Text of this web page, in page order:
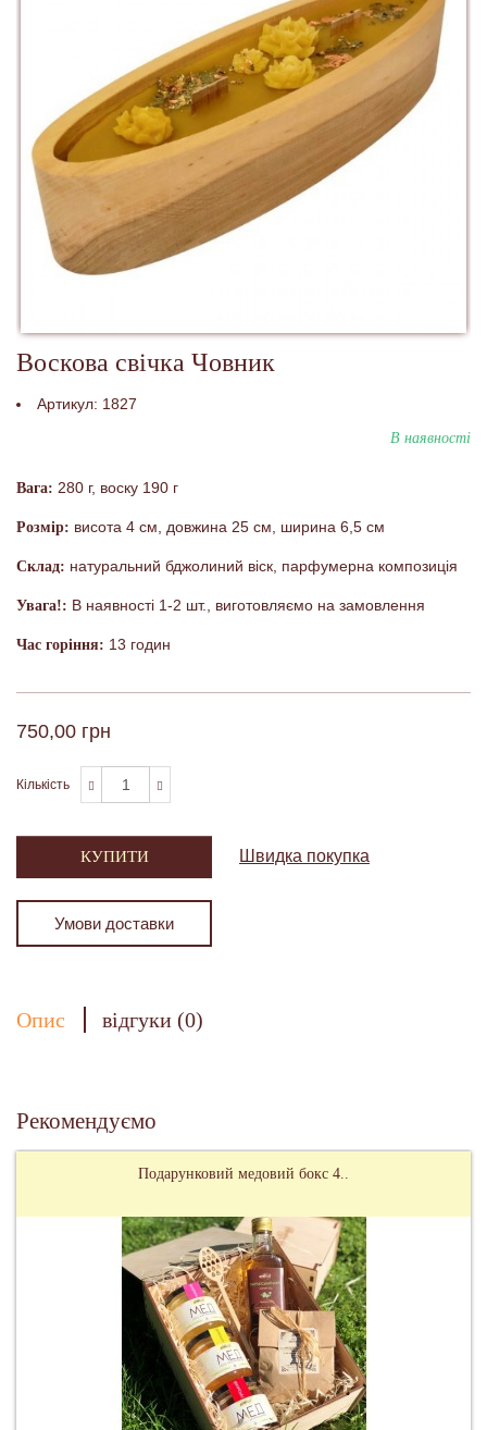
Воскова свічка Човник
Артикул: 1827
В наявності
Вага: 280 г, воску 190 г
Розмір: висота 4 см, довжина 25 см, ширина 6,5 см
Склад: натуральний бджолиний віск, парфумерна композиція
Увага!: В наявності 1-2 шт., виготовляємо на замовлення
Час горіння: 13 годин
750,00 грн
Кількість
КУПИТИ Швидка покупка
Умови доставки
Опис відгуки (0)
Рекомендуємо
Подарунковий медовий бокс 4..